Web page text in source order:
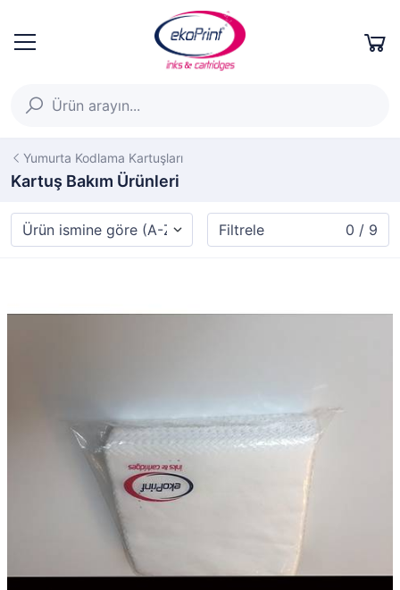
Yumurta Kodlama Kartuşları
Kartuş Bakım Ürünleri
Filtrele 0 / 9